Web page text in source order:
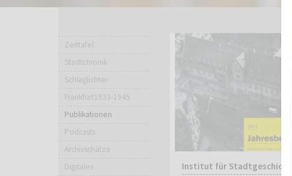
Zeittafel
Stadtchronik
Schlaglichter
Frankfurt1933-1945
Publikationen
Podcasts
Archivschätze
Digitales
Institut für Stadtgeschichte